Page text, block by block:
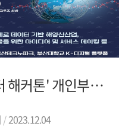
on Learning Representations)
5월 오스트리아 빈에서 발표
업진흥 바이오메디컬 글로벌
가원 인공지능대학원사업,
으로 이뤄졌다.기사 출처:
20240325000060
석해 선도연구센터의 힘찬 출
은 창의성과 탁월성을 보유한
위해 과학기술정보통신부와
.기사 링크:부산일보 PNU포
'2023 부산 해양데이터 해커톤' 개인부문 최우수상(부산광역시장상)수상
2023.12.04